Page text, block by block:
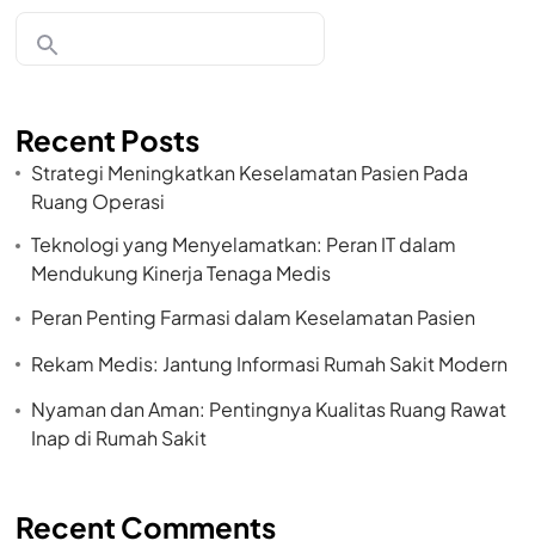
Recent Posts
Strategi Meningkatkan Keselamatan Pasien Pada
Ruang Operasi
Teknologi yang Menyelamatkan: Peran IT dalam
Mendukung Kinerja Tenaga Medis
Peran Penting Farmasi dalam Keselamatan Pasien
Rekam Medis: Jantung Informasi Rumah Sakit Modern
Nyaman dan Aman: Pentingnya Kualitas Ruang Rawat
Inap di Rumah Sakit
Recent Comments